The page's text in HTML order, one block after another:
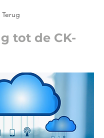
Terug
tot de CK-